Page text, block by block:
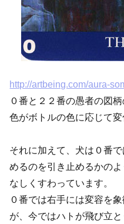
http://artbeing.com/aura-
０番と２２番の愚者の図
色がボトルの色に応じて変
それに加えて、犬は０番
めるのを引き止めるかの
なしくすわっています。
０番では右手には変容を
が、今ではハトが飛び立